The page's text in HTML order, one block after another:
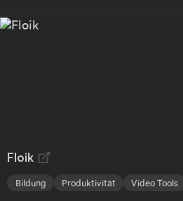
Dieses innovative Tool nutzt
Floik
Bildung Produktivität Video Tools